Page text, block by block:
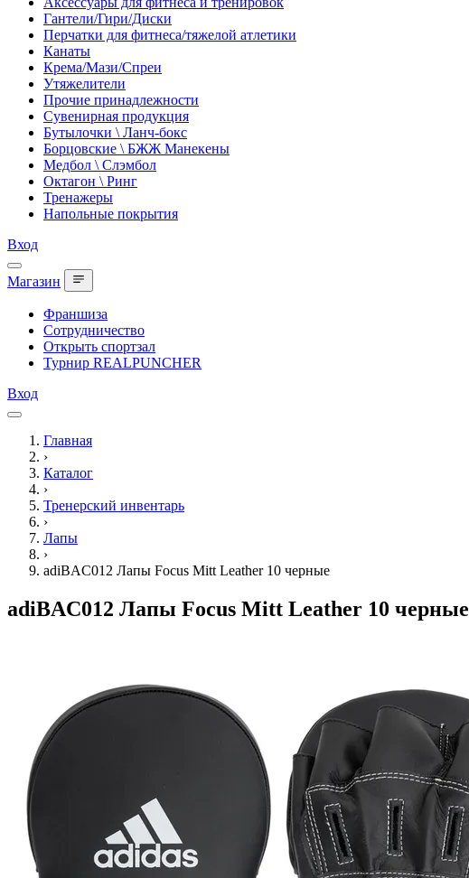
Гантели/Гири/Диски
Перчатки для фитнеса/тяжелой атлетики
Канаты
Крема/Мази/Спреи
Утяжелители
Прочие принадлежности
Сувенирная продукция
Бутылочки \ Ланч-бокс
Борцовские \ БЖЖ Манекены
Медбол \ Слэмбол
Октагон \ Ринг
Тренажеры
Напольные покрытия
Вход
Магазин
Франшиза
Сотрудничество
Открыть спортзал
Турнир REALPUNCHER
Вход
Главная
›
Каталог
›
Тренерский инвентарь
›
Лапы
›
adiBAC012 Лапы Focus Mitt Leather 10 черные
adiBAC012 Лапы Focus Mitt Leather 10 черные